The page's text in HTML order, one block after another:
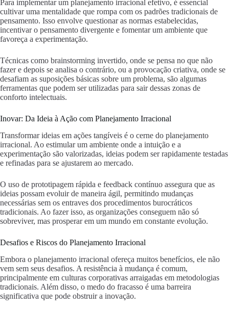
Para implementar um planejamento irracional efetivo, é essencial
cultivar uma mentalidade que rompa com os padrões tradicionais de
pensamento. Isso envolve questionar as normas estabelecidas,
incentivar o pensamento divergente e fomentar um ambiente que
favoreça a experimentação.
Técnicas como brainstorming invertido, onde se pensa no que não
fazer e depois se analisa o contrário, ou a provocação criativa, onde se
desafiam as suposições básicas sobre um problema, são algumas
ferramentas que podem ser utilizadas para sair dessas zonas de
conforto intelectuais.
Inovar: Da Ideia à Ação com Planejamento Irracional
Transformar ideias em ações tangíveis é o cerne do planejamento
irracional. Ao estimular um ambiente onde a intuição e a
experimentação são valorizadas, ideias podem ser rapidamente testadas
e refinadas para se ajustarem ao mercado.
O uso de prototipagem rápida e feedback contínuo assegura que as
ideias possam evoluir de maneira ágil, permitindo mudanças
necessárias sem os entraves dos procedimentos burocráticos
tradicionais. Ao fazer isso, as organizações conseguem não só
sobreviver, mas prosperar em um mundo em constante evolução.
Desafios e Riscos do Planejamento Irracional
Embora o planejamento irracional ofereça muitos benefícios, ele não
vem sem seus desafios. A resistência à mudança é comum,
principalmente em culturas corporativas arraigadas em metodologias
tradicionais. Além disso, o medo do fracasso é uma barreira
significativa que pode obstruir a inovação.